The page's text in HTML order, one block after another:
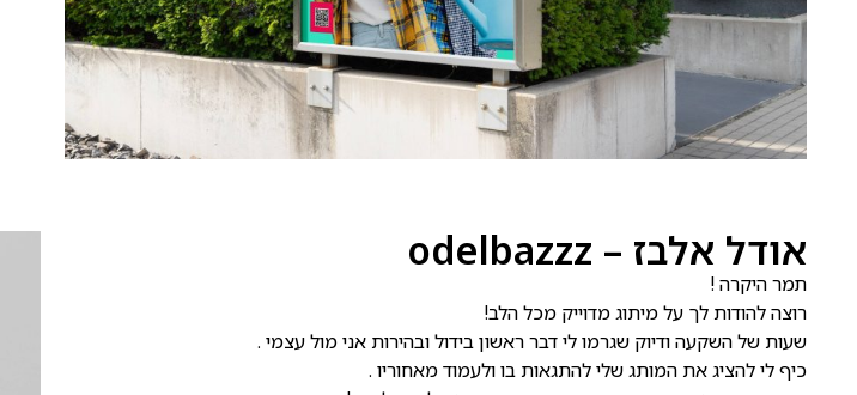
אודל אלבז – odelbazzz
תמר היקרה !
רוצה להודות לך על מיתוג מדוייק מכל הלב!
שעות של השקעה ודיוק שגרמו לי דבר ראשון בידול ובהירות אני מול עצמי .
כיף לי להציג את המותג שלי להתגאות בו ולעמוד מאחוריו .